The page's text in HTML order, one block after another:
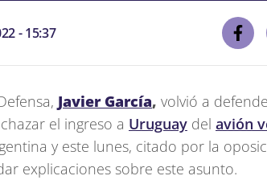
- 15:37
Javier García, volvió a
el ingreso a Uruguay del avión
y este lunes, citado por la
explicaciones sobre este asunto.